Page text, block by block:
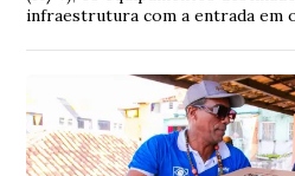
infraestrutura com a entrada em